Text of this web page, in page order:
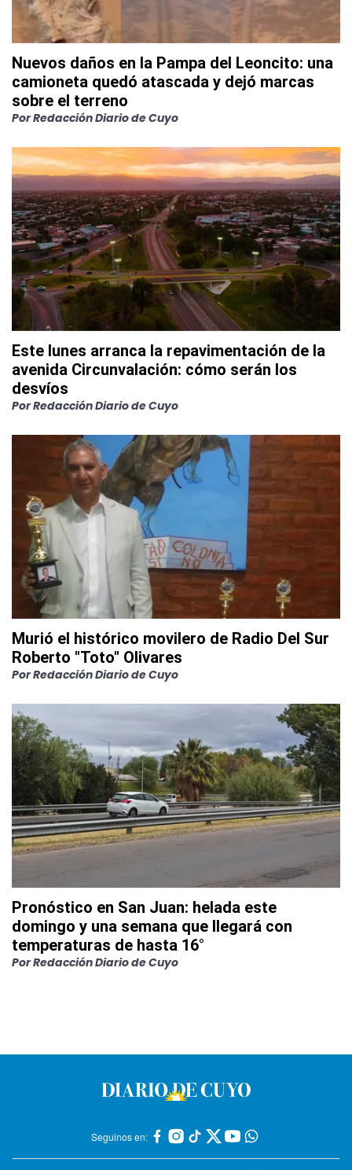
Nuevos daños en la Pampa del Leoncito: una
camioneta quedó atascada y dejó marcas
sobre el terreno
PorRedacción Diario de Cuyo
Este lunes arranca la repavimentación de la
avenida Circunvalación: cómo serán los
desvíos
PorRedacción Diario de Cuyo
Murió el histórico movilero de Radio Del Sur
Roberto "Toto" Olivares
PorRedacción Diario de Cuyo
Pronóstico en San Juan: helada este
domingo y una semana que llegará con
temperaturas de hasta 16°
PorRedacción Diario de Cuyo
Seguinos en: